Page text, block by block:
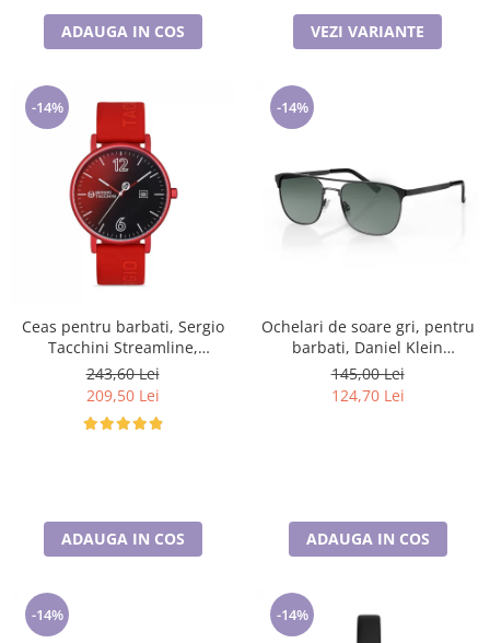
ADAUGA IN COS VEZI VARIANTE
-14%
Ceas pentru barbati, Sergio
Tacchini Streamline,
ST.1.10116.1
243,60 Lei
209,50 Lei
ADAUGA IN COS
-14%
Ochelari de soare gri, pentru
barbati, Daniel Klein
Sunglasses, DK3264-2
145,00 Lei
124,70 Lei
ADAUGA IN COS
-14% -14%